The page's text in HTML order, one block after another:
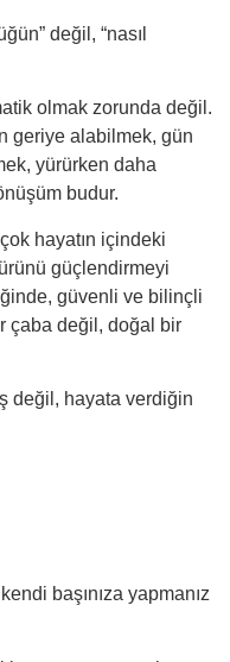
değil, “nasıl
olmak zorunda değil.
geriye alabilmek, gün
yürürken daha
budur.
hayatın içindeki
güçlendirmeyi
güvenli ve bilinçli
çaba değil, doğal bir
değil, hayata verdiğin
başınıza yapmanız